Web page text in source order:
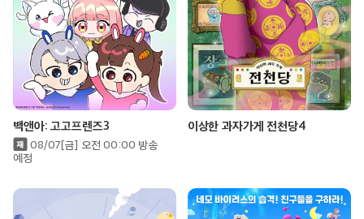
백앤아: 고고프렌즈3
08/07[금] 오전 00:00 방송
예정
이상한 과자가게 전천당4